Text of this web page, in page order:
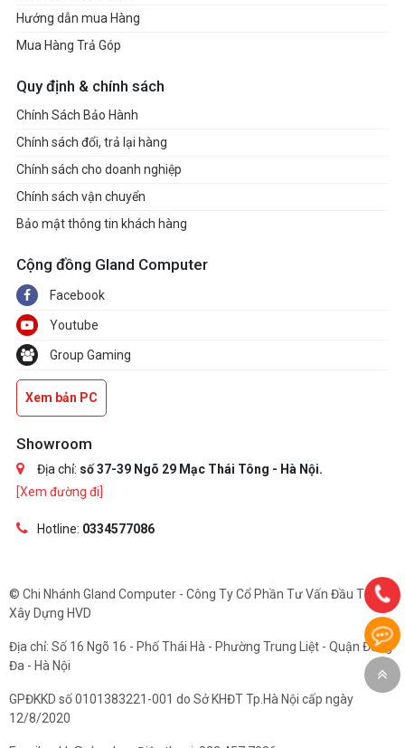
Hướng dẫn mua Hàng
Mua Hàng Trả Góp
Quy định & chính sách
Chính Sách Bảo Hành
Chính sách đổi, trả lại hàng
Chính sách cho doanh nghiệp
Chính sách vận chuyển
Bảo mật thông tin khách hàng
Cộng đồng Gland Computer
Facebook
Youtube
Group Gaming
Xem bản PC
Showroom
Địa chỉ: số 37-39 Ngõ 29 Mạc Thái Tông - Hà Nội.
[Xem đường đi]
Hotline: 0334577086
© Chi Nhánh Gland Computer - Công Ty Cổ Phần Tư Vấn Đầu Tư Và
Xây Dựng HVD
Địa chỉ: Số 16 Ngõ 16 - Phố Thái Hà - Phường Trung Liệt - Quận Đống
Đa - Hà Nội
GPĐKKD số 0101383221-001 do Sở KHĐT Tp.Hà Nội cấp ngày
12/8/2020